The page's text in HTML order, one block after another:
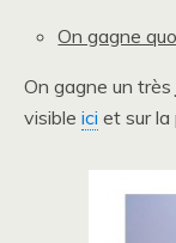
On gagne
On gagne un très
visible ici et sur la